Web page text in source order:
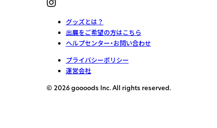
グッズとは？
出展をご希望の方はこちら
ヘルプセンター・お問い合わせ
プライバシーポリシー
運営会社
© 2026 goooods Inc. All rights reserved.